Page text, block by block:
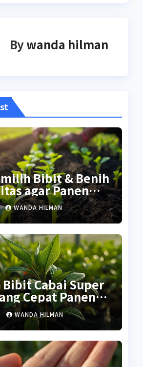
Bywanda hilman
Bibit & Benih
agar Panen
WANDA HILMAN
Bibit Cabai Super
Cepat Panen
WANDA HILMAN